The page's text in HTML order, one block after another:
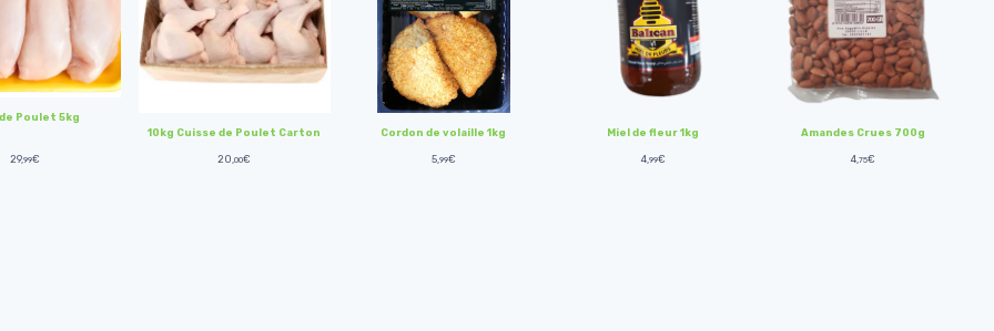
Poulet 5kg
29,99€
10kg Cuisse de Poulet Carton
20,00€
Cordon de volaille 1kg
5,99€
Miel de fleur 1kg
4,99€
Amandes Crues 700g
4,75€